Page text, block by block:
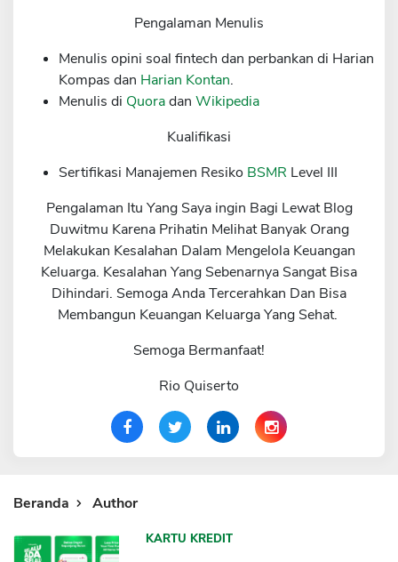
Pengalaman Menulis
Menulis opini soal fintech dan perbankan di Harian
Kompas dan Harian Kontan.
Menulis di QuoradanWikipedia
Kualifikasi
Sertifikasi Manajemen Resiko BSMR Level III
Pengalaman Itu Yang Saya ingin Bagi Lewat Blog
Duwitmu Karena Prihatin Melihat Banyak Orang
Melakukan Kesalahan Dalam Mengelola Keuangan
Keluarga. Kesalahan Yang Sebenarnya Sangat Bisa
Dihindari. Semoga Anda Tercerahkan Dan Bisa
Membangun Keuangan Keluarga Yang Sehat.
Semoga Bermanfaat!
Rio Quiserto
Beranda Author
KARTU KREDIT